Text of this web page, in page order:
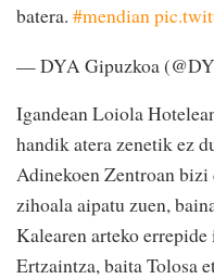
batera. #mendian
— DYA Gipuzkoa
Igandean Loiola
handik atera zenetik ez
Adinekoen Zentroan
zihoala aipatu zuen,
Kalearen arteko
Ertzaintza, baita Tolosa